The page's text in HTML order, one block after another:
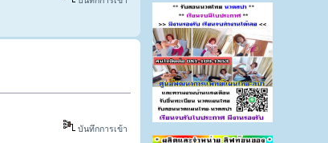
บันทึกการเข้า